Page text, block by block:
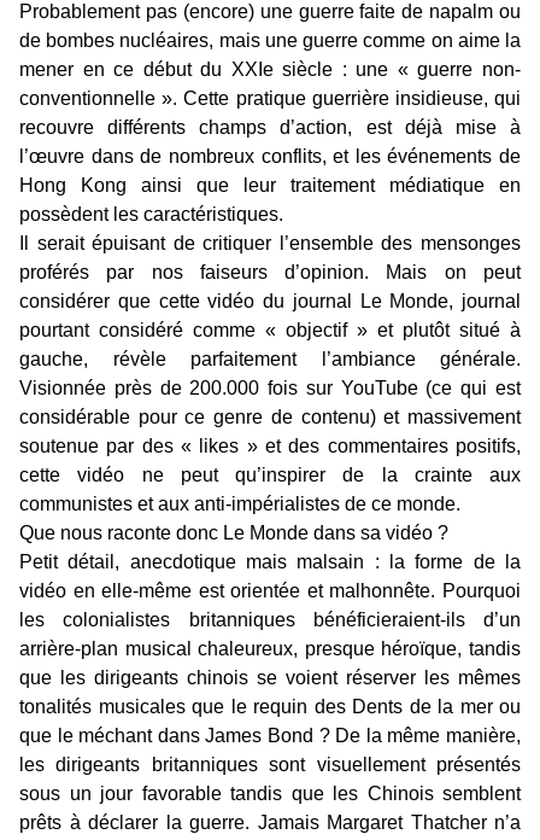
Probablement pas (encore) une guerre faite de napalm ou
de bombes nucléaires, mais une guerre comme on aime la
mener en ce début du XXIe siècle : une « guerre non-
conventionnelle ». Cette pratique guerrière insidieuse, qui
recouvre différents champs d’action, est déjà mise à
l’œuvre dans de nombreux conflits, et les événements de
Hong Kong ainsi que leur traitement médiatique en
possèdent les caractéristiques.
Il serait épuisant de critiquer l’ensemble des mensonges
proférés par nos faiseurs d’opinion. Mais on peut
considérer que cette vidéo du journal Le Monde, journal
pourtant considéré comme « objectif » et plutôt situé à
gauche, révèle parfaitement l’ambiance générale.
Visionnée près de 200.000 fois sur YouTube (ce qui est
considérable pour ce genre de contenu) et massivement
soutenue par des « likes » et des commentaires positifs,
cette vidéo ne peut qu’inspirer de la crainte aux
communistes et aux anti-impérialistes de ce monde.
Que nous raconte donc Le Monde dans sa vidéo ?
Petit détail, anecdotique mais malsain : la forme de la
vidéo en elle-même est orientée et malhonnête. Pourquoi
les colonialistes britanniques bénéficieraient-ils d’un
arrière-plan musical chaleureux, presque héroïque, tandis
que les dirigeants chinois se voient réserver les mêmes
tonalités musicales que le requin des Dents de la mer ou
que le méchant dans James Bond ? De la même manière,
les dirigeants britanniques sont visuellement présentés
sous un jour favorable tandis que les Chinois semblent
prêts à déclarer la guerre. Jamais Margaret Thatcher n’a